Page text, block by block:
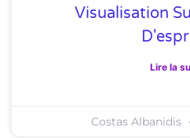
Visualisation
Lire la
Costas Albanidis